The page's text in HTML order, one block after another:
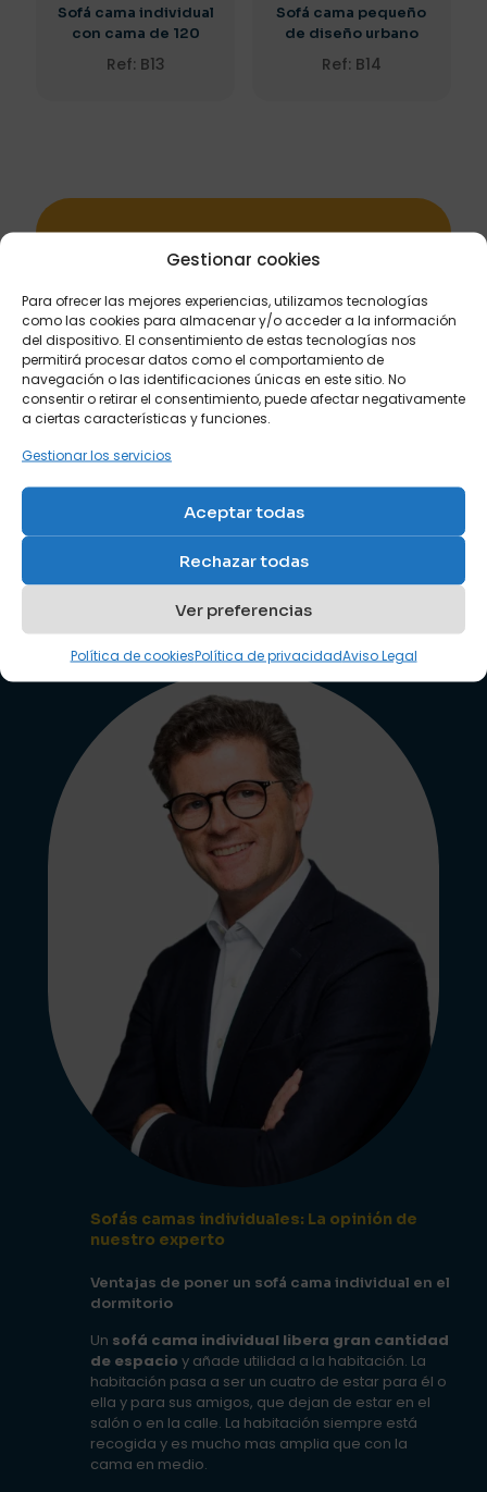
Gestionar cookies
Para ofrecer las mejores experiencias, utilizamos tecnologías
como las cookies para almacenar y/o acceder a la información
del dispositivo. El consentimiento de estas tecnologías nos
permitirá procesar datos como el comportamiento de
navegación o las identificaciones únicas en este sitio. No
consentir o retirar el consentimiento, puede afectar negativamente
a ciertas características y funciones.
Gestionar los servicios
Aceptar todas
Rechazar todas
Ver preferencias
Política de cookiesPolítica de privacidadAviso Legal
Sofá cama individual
con cama de 120
Ref: B13
Sofá cama pequeño
de diseño urbano
Ref: B14
Subscribe to our newsletter and grab
30% OFF!
Sofás camas individuales: La opinión de
nuestro experto
Ventajas de poner un sofá cama individual en el
dormitorio
Un sofá cama individual libera gran cantidad
de espacio y añade utilidad a la habitación. La
habitación pasa a ser un cuatro de estar para él o
ella y para sus amigos, que dejan de estar en el
salón o en la calle. La habitación siempre está
recogida y es mucho mas amplia que con la
cama en medio.